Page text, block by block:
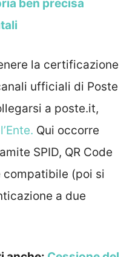
ben precisa
la certificazione
ufficiali di Poste
a poste.it,
Qui occorre
SPID, QR Code
compatibile (poi si
a due